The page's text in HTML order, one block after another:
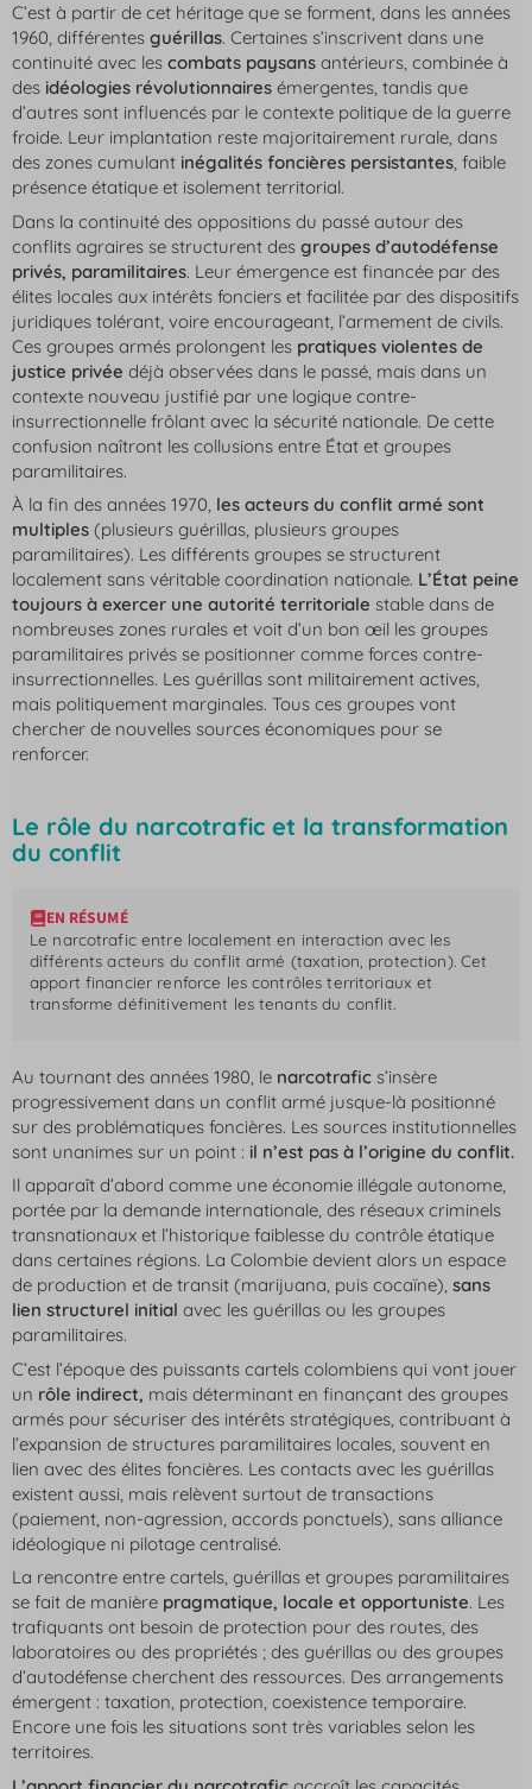
C’est à partir de cet héritage que se forment, dans les années
1960, différentes guérillas. Certaines s’inscrivent dans une
continuité avec les combats paysans antérieurs, combinée à
des idéologies révolutionnaires émergentes, tandis que
d’autres sont influencés par le contexte politique de la guerre
froide. Leur implantation reste majoritairement rurale, dans
des zones cumulant inégalités foncières persistantes, faible
présence étatique et isolement territorial.
Dans la continuité des oppositions du passé autour des
conflits agraires se structurent des groupes d’autodéfense
privés, paramilitaires. Leur émergence est financée par des
élites locales aux intérêts fonciers et facilitée par des dispositifs
juridiques tolérant, voire encourageant, l’armement de civils.
Ces groupes armés prolongent les pratiques violentes de
justice privée déjà observées dans le passé, mais dans un
contexte nouveau justifié par une logique contre-
insurrectionnelle frôlant avec la sécurité nationale. De cette
confusion naîtront les collusions entre État et groupes
paramilitaires.
À la fin des années 1970, les acteurs du conflit armé sont
multiples (plusieurs guérillas, plusieurs groupes
paramilitaires). Les différents groupes se structurent
localement sans véritable coordination nationale. L’État peine
toujours à exercer une autorité territoriale stable dans de
nombreuses zones rurales et voit d’un bon œil les groupes
paramilitaires privés se positionner comme forces contre-
insurrectionnelles. Les guérillas sont militairement actives,
mais politiquement marginales. Tous ces groupes vont
chercher de nouvelles sources économiques pour se
renforcer.
Le rôle du narcotrafic et la transformation
du conflit
EN RÉSUMÉ
Le narcotrafic entre localement en interaction avec les
différents acteurs du conflit armé (taxation, protection). Cet
apport financier renforce les contrôles territoriaux et
transforme définitivement les tenants du conflit.
Au tournant des années 1980, le narcotrafic s’insère
progressivement dans un conflit armé jusque-là positionné
sur des problématiques foncières. Les sources institutionnelles
sont unanimes sur un point : il n’est pas à l’origine du conflit.
Il apparaît d’abord comme une économie illégale autonome,
portée par la demande internationale, des réseaux criminels
transnationaux et l’historique faiblesse du contrôle étatique
dans certaines régions. La Colombie devient alors un espace
de production et de transit (marijuana, puis cocaïne), sans
lien structurel initial avec les guérillas ou les groupes
paramilitaires.
C’est l’époque des puissants cartels colombiens qui vont jouer
un rôle indirect, mais déterminant en finançant des groupes
armés pour sécuriser des intérêts stratégiques, contribuant à
l’expansion de structures paramilitaires locales, souvent en
lien avec des élites foncières. Les contacts avec les guérillas
existent aussi, mais relèvent surtout de transactions
(paiement, non-agression, accords ponctuels), sans alliance
idéologique ni pilotage centralisé.
La rencontre entre cartels, guérillas et groupes paramilitaires
se fait de manière pragmatique, locale et opportuniste. Les
trafiquants ont besoin de protection pour des routes, des
laboratoires ou des propriétés ; des guérillas ou des groupes
d’autodéfense cherchent des ressources. Des arrangements
émergent : taxation, protection, coexistence temporaire.
Encore une fois les situations sont très variables selon les
territoires.